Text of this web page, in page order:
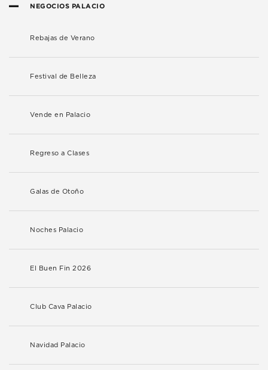
NEGOCIOS PALACIO
Rebajas de Verano
Festival de Belleza
Vende en Palacio
Regreso a Clases
Galas de Otoño
Noches Palacio
El Buen Fin 2026
Club Cava Palacio
Navidad Palacio